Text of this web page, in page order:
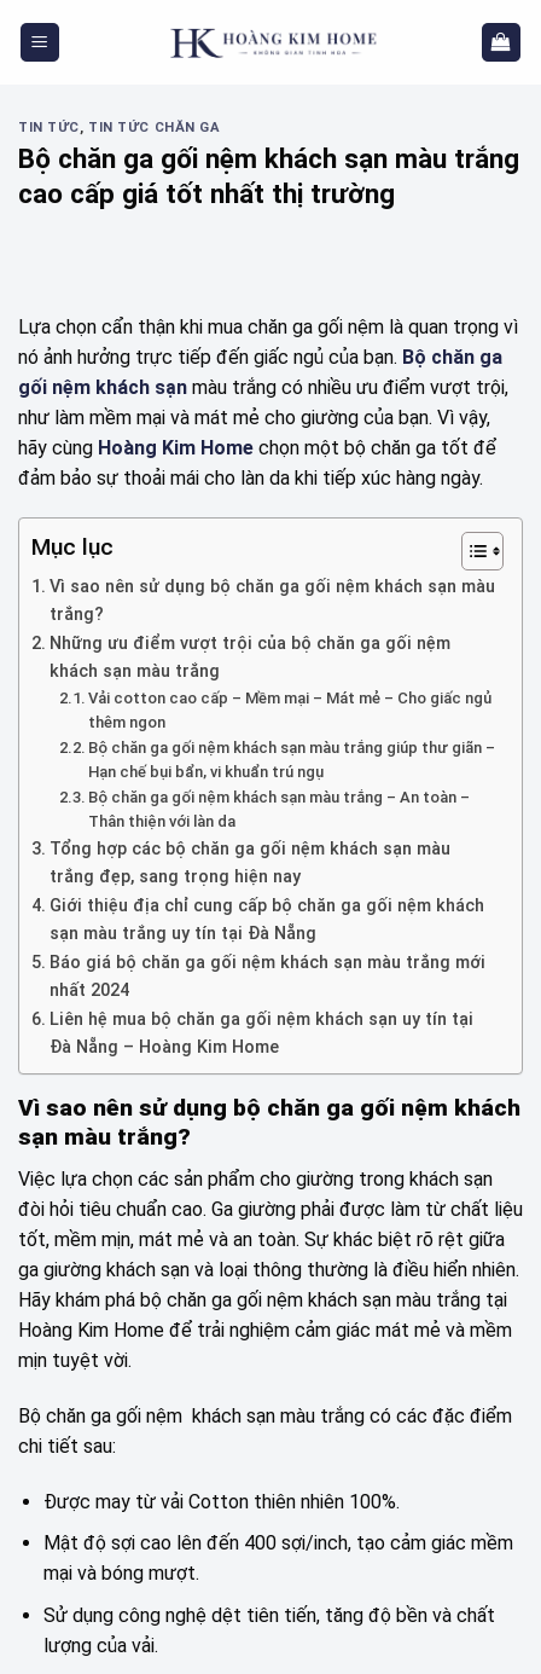
TIN TỨC, TIN TỨC CHĂN GA
Bộ chăn ga gối nệm khách sạn màu trắng
cao cấp giá tốt nhất thị trường
Lựa chọn cẩn thận khi mua chăn ga gối nệm là quan trọng vì
nó ảnh hưởng trực tiếp đến giấc ngủ của bạn. Bộ chăn ga
gối nệm khách sạn màu trắng có nhiều ưu điểm vượt trội,
như làm mềm mại và mát mẻ cho giường của bạn. Vì vậy,
hãy cùng Hoàng Kim Home chọn một bộ chăn ga tốt để
đảm bảo sự thoải mái cho làn da khi tiếp xúc hàng ngày.
Mục lục
Vì sao nên sử dụng bộ chăn ga gối nệm khách sạn màu
trắng?
Những ưu điểm vượt trội của bộ chăn ga gối nệm
khách sạn màu trắng
Vải cotton cao cấp – Mềm mại – Mát mẻ – Cho giấc ngủ
thêm ngon
Bộ chăn ga gối nệm khách sạn màu trắng giúp thư giãn –
Hạn chế bụi bẩn, vi khuẩn trú ngụ
Bộ chăn ga gối nệm khách sạn màu trắng – An toàn –
Thân thiện với làn da
Tổng hợp các bộ chăn ga gối nệm khách sạn màu
trắng đẹp, sang trọng hiện nay
Giới thiệu địa chỉ cung cấp bộ chăn ga gối nệm khách
sạn màu trắng uy tín tại Đà Nẵng
Báo giá bộ chăn ga gối nệm khách sạn màu trắng mới
nhất 2024
Liên hệ mua bộ chăn ga gối nệm khách sạn uy tín tại
Đà Nẵng – Hoàng Kim Home
Vì sao nên sử dụng bộ chăn ga gối nệm khách
sạn màu trắng?
Việc lựa chọn các sản phẩm cho giường trong khách sạn
đòi hỏi tiêu chuẩn cao. Ga giường phải được làm từ chất liệu
tốt, mềm mịn, mát mẻ và an toàn. Sự khác biệt rõ rệt giữa
ga giường khách sạn và loại thông thường là điều hiển nhiên.
Hãy khám phá bộ chăn ga gối nệm khách sạn màu trắng tại
Hoàng Kim Home để trải nghiệm cảm giác mát mẻ và mềm
mịn tuyệt vời.
Bộ chăn ga gối nệm khách sạn màu trắng có các đặc điểm
chi tiết sau:
Được may từ vải Cotton thiên nhiên 100%.
Mật độ sợi cao lên đến 400 sợi/inch, tạo cảm giác mềm
mại và bóng mượt.
Sử dụng công nghệ dệt tiên tiến, tăng độ bền và chất
lượng của vải.